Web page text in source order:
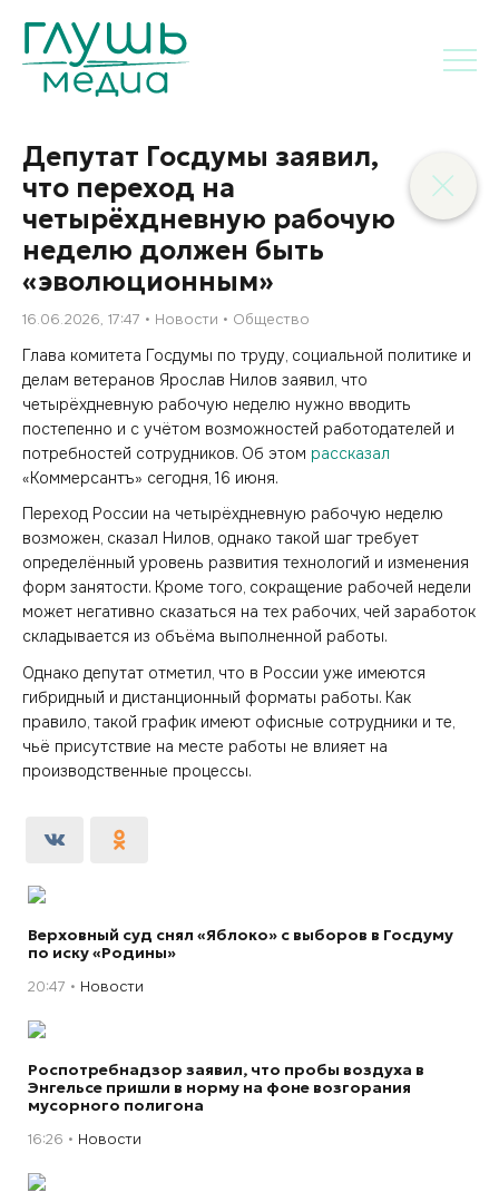
Депутат Госдумы заявил,
что переход на
четырёхдневную рабочую
неделю должен быть
«эволюционным»
16.06.2026, 17:47 Новости Общество
Глава комитета Госдумы по труду, социальной политике и
делам ветеранов Ярослав Нилов заявил, что
четырёхдневную рабочую неделю нужно вводить
постепенно и с учётом возможностей работодателей и
потребностей сотрудников. Об этом рассказал
«Коммерсантъ» сегодня, 16 июня.
Переход России на четырёхдневную рабочую неделю
возможен, сказал Нилов, однако такой шаг требует
определённый уровень развития технологий и изменения
форм занятости. Кроме того, сокращение рабочей недели
может негативно сказаться на тех рабочих, чей заработок
складывается из объёма выполненной работы.
Однако депутат отметил, что в России уже имеются
гибридный и дистанционный форматы работы. Как
правило, такой график имеют офисные сотрудники и те,
чьё присутствие на месте работы не влияет на
производственные процессы.
Верховный суд снял «Яблоко» с выборов в Госдуму
по иску «Родины»
20:47 Новости
Роспотребнадзор заявил, что пробы воздуха в
Энгельсе пришли в норму на фоне возгорания
мусорного полигона
16:26 Новости